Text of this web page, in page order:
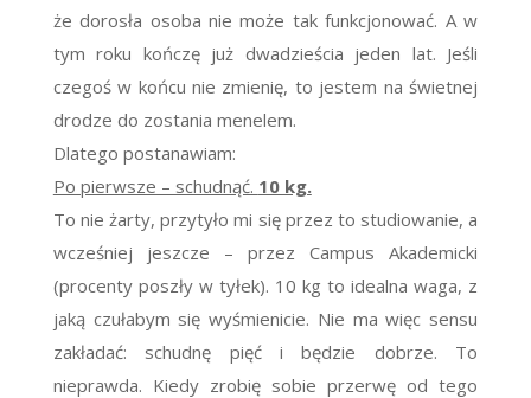
że dorosła osoba nie może tak funkcjonować. A w
tym roku kończę już dwadzieścia jeden lat. Jeśli
czegoś w końcu nie zmienię, to jestem na świetnej
drodze do zostania menelem.
Dlatego postanawiam:
Po pierwsze – schudnąć. 10 kg.
To nie żarty, przytyło mi się przez to studiowanie, a
wcześniej jeszcze – przez Campus Akademicki
(procenty poszły w tyłek). 10 kg to idealna waga, z
jaką czułabym się wyśmienicie. Nie ma więc sensu
zakładać: schudnę pięć i będzie dobrze. To
nieprawda. Kiedy zrobię sobie przerwę od tego